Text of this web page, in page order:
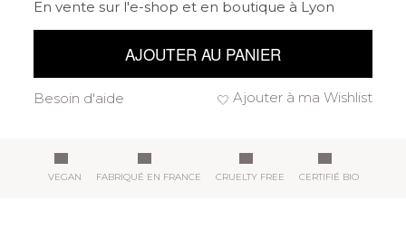
En vente sur l'e-shop et en boutique à Lyon
AJOUTER AU PANIER
Ajouter à ma Wishlist
Besoin d'aide
VEGAN FABRIQUÉ EN FRANCE CRUELTY FREE CERTIFIÉ BIO